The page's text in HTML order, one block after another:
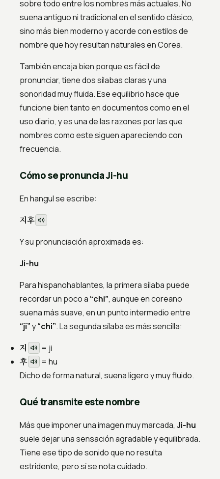
sobre todo entre los nombres más actuales. No
suena antiguo ni tradicional en el sentido clásico,
sino más bien moderno y acorde con estilos de
nombre que hoy resultan naturales en Corea.
También encaja bien porque es fácil de
pronunciar, tiene dos sílabas claras y una
sonoridad muy fluida. Ese equilibrio hace que
funcione bien tanto en documentos como en el
uso diario, y es una de las razones por las que
nombres como este siguen apareciendo con
frecuencia.
Cómo se pronuncia Ji-hu
En hangul se escribe:
지후
Y su pronunciación aproximada es:
Ji-hu
Para hispanohablantes, la primera sílaba puede
recordar un poco a “chi”, aunque en coreano
suena más suave, en un punto intermedio entre
“ji”y“chi”. La segunda sílaba es más sencilla:
지 = ji
후
= hu
Dicho de forma natural, suena ligero y muy fluido.
Qué transmite este nombre
Más que imponer una imagen muy marcada, Ji-hu
suele dejar una sensación agradable y equilibrada.
Tiene ese tipo de sonido que no resulta
estridente, pero sí se nota cuidado.